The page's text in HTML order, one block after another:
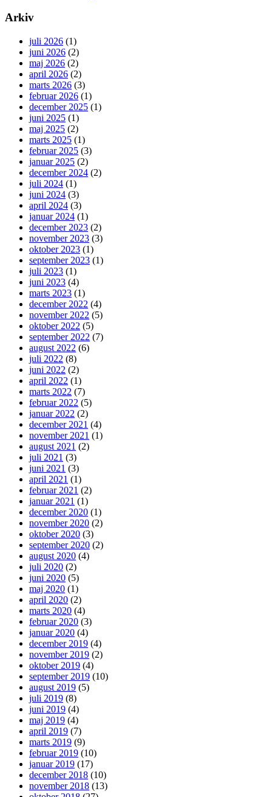
Arkiv
juli 2026 (1)
juni 2026 (2)
maj 2026 (2)
april 2026 (2)
marts 2026 (3)
februar 2026 (1)
december 2025 (1)
juni 2025 (1)
maj 2025 (2)
marts 2025 (1)
februar 2025 (3)
januar 2025 (2)
december 2024 (2)
juli 2024 (1)
juni 2024 (3)
april 2024 (3)
januar 2024 (1)
december 2023 (2)
november 2023 (3)
oktober 2023 (1)
september 2023 (1)
juli 2023 (1)
juni 2023 (4)
marts 2023 (1)
december 2022 (4)
november 2022 (5)
oktober 2022 (5)
september 2022 (7)
august 2022 (6)
juli 2022 (8)
juni 2022 (2)
april 2022 (1)
marts 2022 (7)
februar 2022 (5)
januar 2022 (2)
december 2021 (4)
november 2021 (1)
august 2021 (2)
juli 2021 (3)
juni 2021 (3)
april 2021 (1)
februar 2021 (2)
januar 2021 (1)
december 2020 (1)
november 2020 (2)
oktober 2020 (3)
september 2020 (2)
august 2020 (4)
juli 2020 (2)
juni 2020 (5)
maj 2020 (1)
april 2020 (2)
marts 2020 (4)
februar 2020 (3)
januar 2020 (4)
december 2019 (4)
november 2019 (2)
oktober 2019 (4)
september 2019 (10)
august 2019 (5)
juli 2019 (8)
juni 2019 (4)
maj 2019 (4)
april 2019 (7)
marts 2019 (9)
februar 2019 (10)
januar 2019 (17)
december 2018 (10)
november 2018 (13)